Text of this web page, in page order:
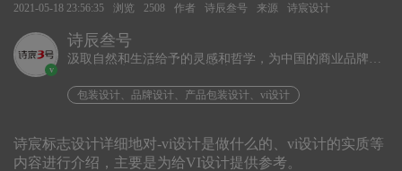
2021-05-18 23:56:35 浏览 2508 作者 诗辰叁号 来源 诗宸设计
v
诗辰叁号
汲取自然和生活给予的灵感和哲学，为中国的商业品牌发
包装设计、品牌设计、产品包装设计、vi设计
诗宸标志设计详细地对-vi设计是做什么的、vi设计的实质等
内容进行介绍，主要是为给VI设计提供参考。